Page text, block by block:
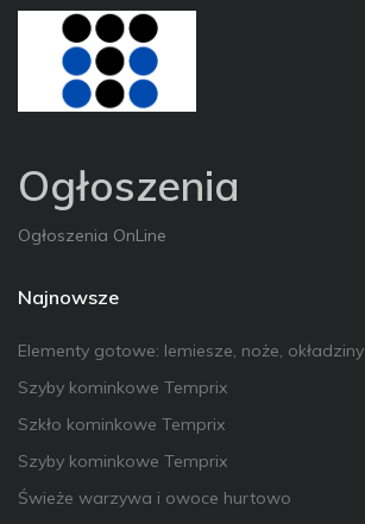
Ogłoszenia
Ogłoszenia OnLine
Najnowsze
Elementy gotowe: lemiesze, noże, okładziny
Szyby kominkowe Temprix
Szkło kominkowe Temprix
Szyby kominkowe Temprix
Świeże warzywa i owoce hurtowo